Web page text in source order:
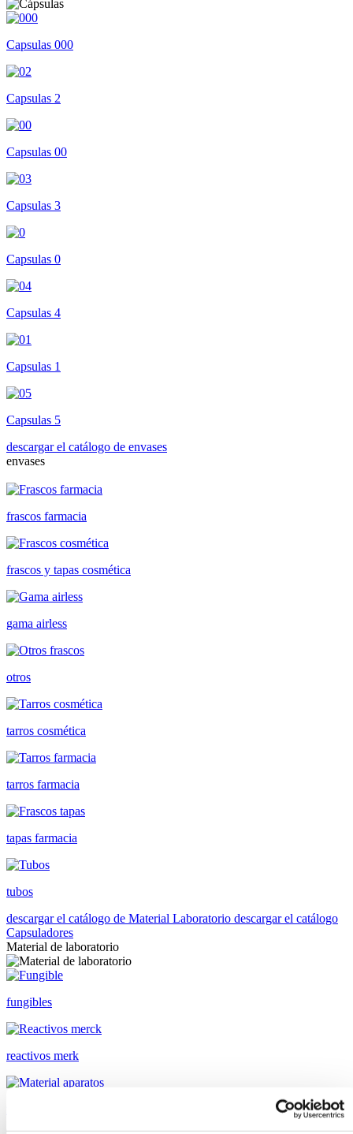
Capsulas 000
Capsulas 2
Capsulas 00
Capsulas 3
Capsulas 0
Capsulas 4
Capsulas 1
Capsulas 5
descargar el catálogo de envases
envases
frascos farmacia
frascos y tapas cosmética
gama airless
otros
tarros cosmética
tarros farmacia
tapas farmacia
tubos
descargar el catálogo de Material Laboratorio descargar el catálogo
Capsuladores
Material de laboratorio
fungibles
reactivos merk